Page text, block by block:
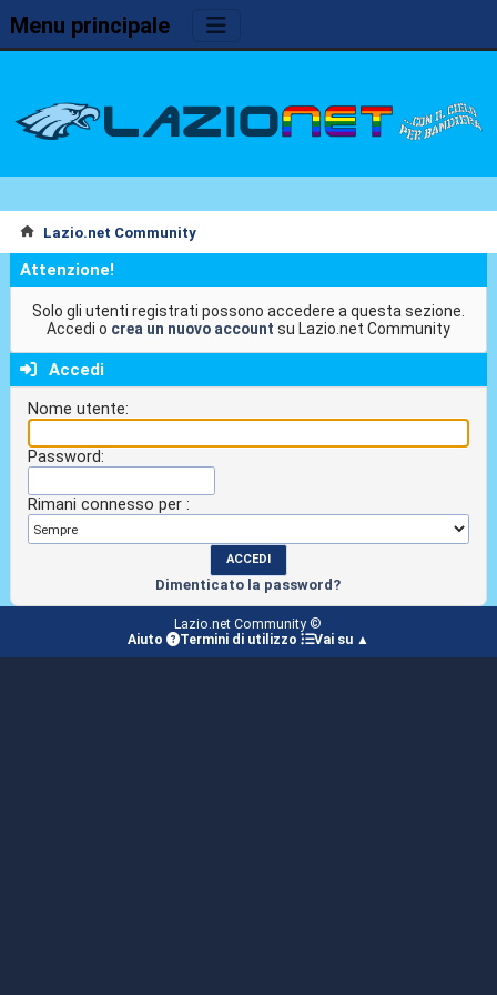
Menu principale
Lazio.net Community
Attenzione!
Solo gli utenti registrati possono accedere a questa sezione.
Accedi o crea un nuovo account su Lazio.net Community
Accedi
Nome utente:
Password:
Rimani connesso per :
Dimenticato la password?
Lazio.net Community ©
Aiuto
Termini di utilizzo Vai su ▲